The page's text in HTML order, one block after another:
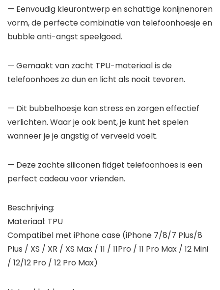
— Eenvoudig kleurontwerp en schattige konijnenoren
vorm, de perfecte combinatie van telefoonhoesje en
bubble anti-angst speelgoed.
— Gemaakt van zacht TPU-materiaal is de
telefoonhoes zo dun en licht als nooit tevoren.
— Dit bubbelhoesje kan stress en zorgen effectief
verlichten. Waar je ook bent, je kunt het spelen
wanneer je je angstig of verveeld voelt.
— Deze zachte siliconen fidget telefoonhoes is een
perfect cadeau voor vrienden.
Beschrijving:
Materiaal: TPU
Compatibel met iPhone case (iPhone 7/8/7 Plus/8
Plus / XS / XR / XS Max / 11 / 11Pro / 11 Pro Max / 12 Mini
/ 12/12 Pro / 12 Pro Max)